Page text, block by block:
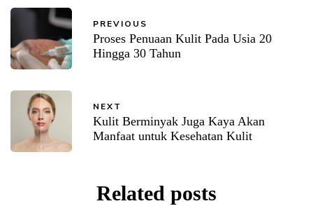
PREVIOUS
Proses Penuaan Kulit Pada Usia 20
Hingga 30 Tahun
NEXT
Kulit Berminyak Juga Kaya Akan
Manfaat untuk Kesehatan Kulit
Related posts